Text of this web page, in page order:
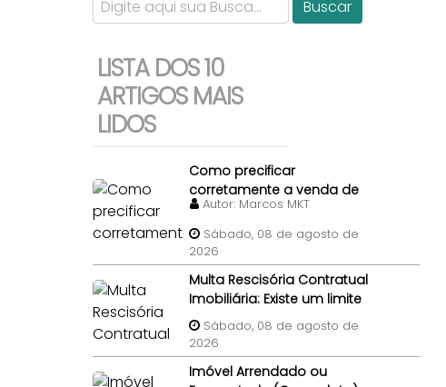
LISTA DOS 10
ARTIGOS MAIS
LIDOS
Como precificar
corretamente a venda de
uma casa em Steel Frame?
Autor: Marcos MKT
Sábado, 08 de agosto de
2026
Multa Rescisória Contratual
Imobiliária: Existe um limite
percentual máximo para a
multa de quebra de contrato
de compra e venda do
imóvel?
Sábado, 08 de agosto de
2026
Imóvel Arrendado ou